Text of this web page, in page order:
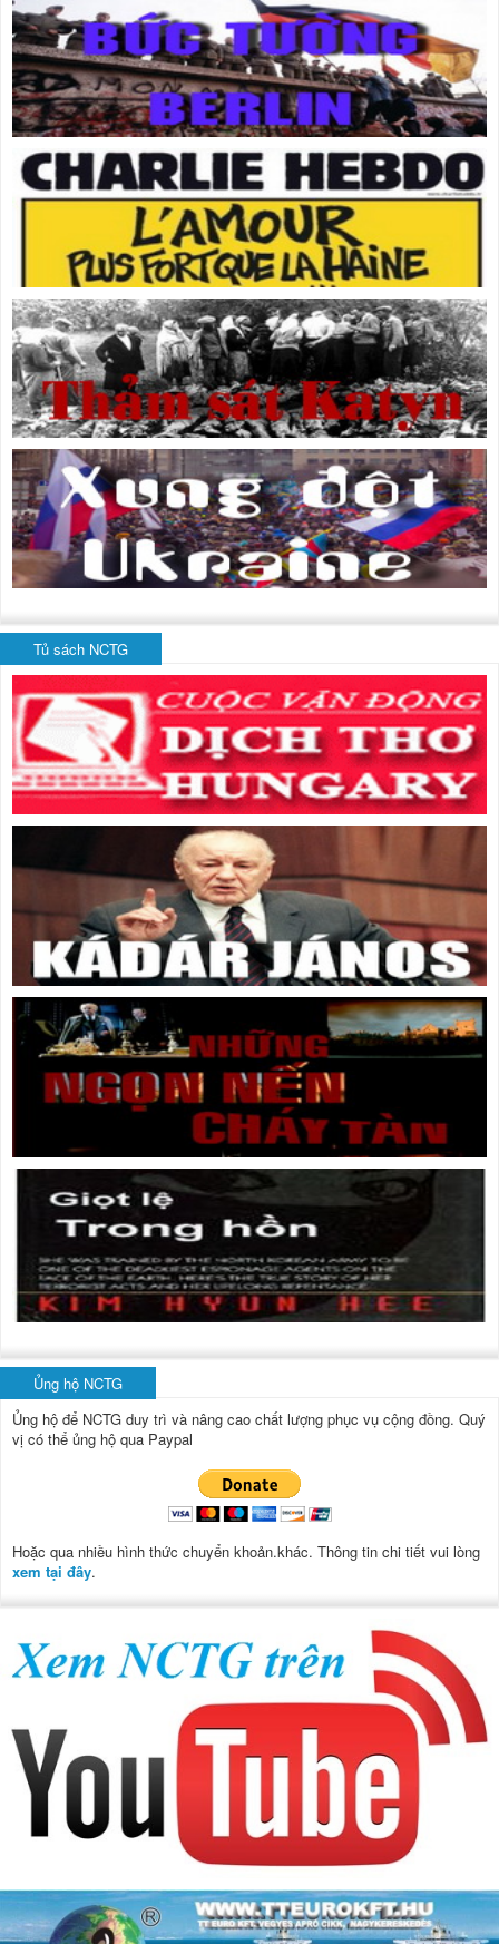
Tủ sách NCTG
Ủng hộ NCTG
Ủng hộ để NCTG duy trì và nâng cao chất lượng phục vụ cộng đồng. Quý
vị có thể ủng hộ qua Paypal
Hoặc qua nhiều hình thức chuyển khoản.khác. Thông tin chi tiết vui lòng
xem tại đây.